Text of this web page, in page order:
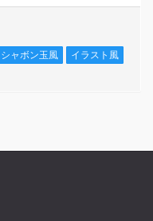
シャボン玉風
イラスト風